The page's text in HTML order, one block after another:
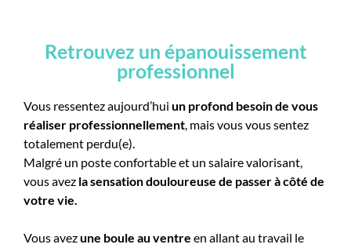
Retrouvez un épanouissement
professionnel
Vous ressentez aujourd’hui un profond besoin de vous
réaliser professionnellement, mais vous vous sentez
totalement perdu(e).
Malgré un poste confortable et un salaire valorisant,
vous avez la sensation douloureuse de passer à côté de
votre vie.
Vous avezune boule au ventre en allant au travail le